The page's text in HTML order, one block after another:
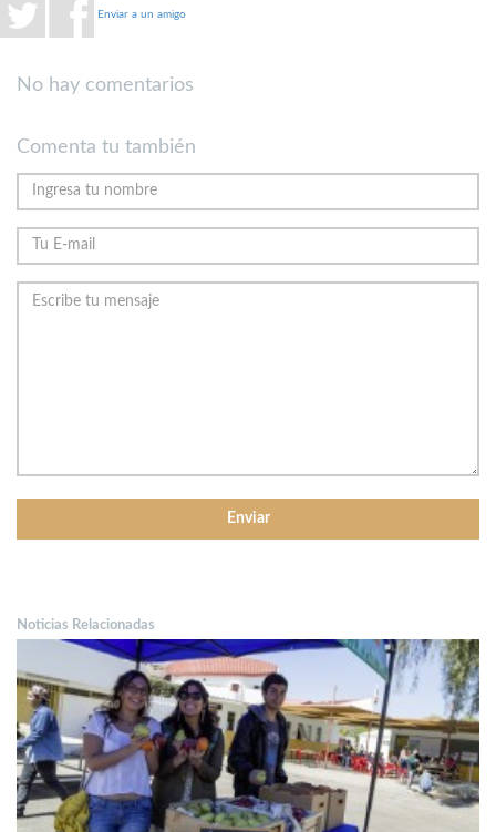
Enviar a un amigo
No hay comentarios
Comenta tu también
Noticias Relacionadas